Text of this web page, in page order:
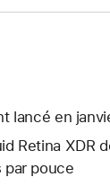
lancé en
Retina XDR
par pouce